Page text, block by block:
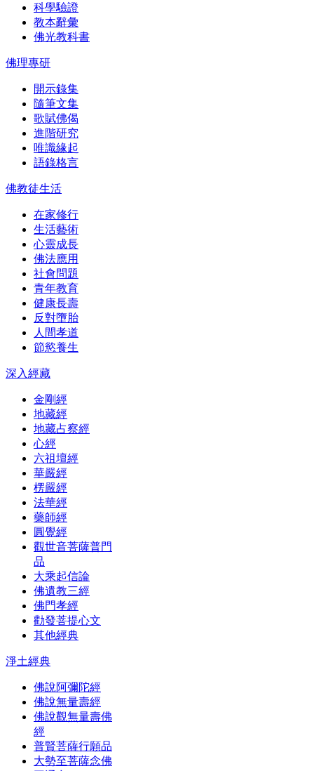
科學驗證
教本辭彙
佛光教科書
佛理專研
開示錄集
隨筆文集
歌賦佛偈
進階研究
唯識緣起
語錄格言
佛教徒生活
在家修行
生活藝術
心靈成長
佛法應用
社會問題
青年教育
健康長壽
反對墮胎
人間孝道
節慾養生
深入經藏
金剛經
地藏經
地藏占察經
心經
六祖壇經
華嚴經
楞嚴經
法華經
藥師經
圓覺經
觀世音菩薩普門
品
大乘起信論
佛遺教三經
佛門孝經
勸發菩提心文
其他經典
淨土經典
佛說阿彌陀經
佛說無量壽經
佛說觀無量壽佛
經
普賢菩薩行願品
大勢至菩薩念佛